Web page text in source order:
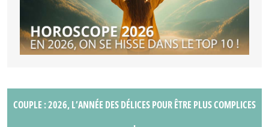
COUPLE : 2026, L’ANNÉE DES DÉLICES POUR ÊTRE PLUS COMPLICES